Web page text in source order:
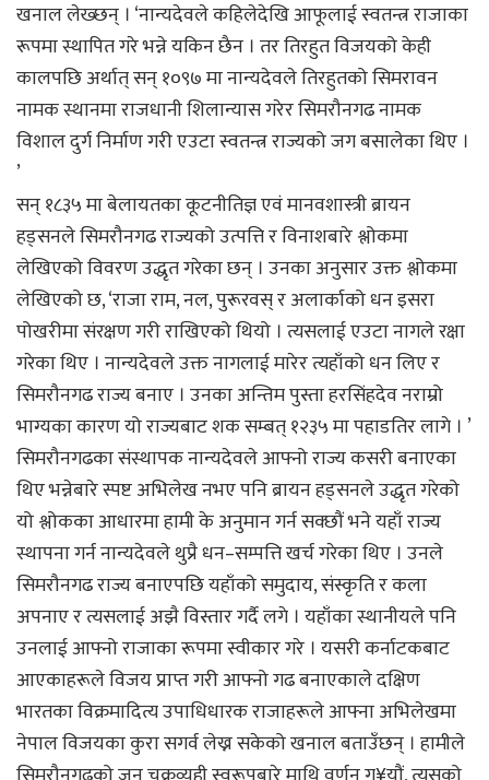
खनाल लेख्छन् । ‘नान्यदेवले कहिलेदेखि आफूलाई स्वतन्त्र राजाका
रूपमा स्थापित गरे भन्ने यकिन छैन । तर तिरहुत विजयको केही
कालपछि अर्थात् सन् १०९७ मा नान्यदेवले तिरहुतको सिमरावन
नामक स्थानमा राजधानी शिलान्यास गरेर सिमरौनगढ नामक
विशाल दुर्ग निर्माण गरी एउटा स्वतन्त्र राज्यको जग बसालेका थिए ।
’
सन् १८३५ मा बेलायतका कूटनीतिज्ञ एवं मानवशास्त्री ब्रायन
हड्सनले सिमरौनगढ राज्यको उत्पत्ति र विनाशबारे श्लोकमा
लेखिएको विवरण उद्धृत गरेका छन् । उनका अनुसार उक्त श्लोकमा
लेखिएको छ, ‘राजा राम, नल, पुरूरवस् र अलार्काको धन इसरा
पोखरीमा संरक्षण गरी राखिएको थियो । त्यसलाई एउटा नागले रक्षा
गरेका थिए । नान्यदेवले उक्त नागलाई मारेर त्यहाँको धन लिए र
सिमरौनगढ राज्य बनाए । उनका अन्तिम पुस्ता हरसिंहदेव नराम्रो
भाग्यका कारण यो राज्यबाट शक सम्बत् १२३५ मा पहाडतिर लागे । ’
सिमरौनगढका संस्थापक नान्यदेवले आफ्नो राज्य कसरी बनाएका
थिए भन्नेबारे स्पष्ट अभिलेख नभए पनि ब्रायन हड्सनले उद्धृत गरेको
यो श्लोकका आधारमा हामी के अनुमान गर्न सक्छौं भने यहाँ राज्य
स्थापना गर्न नान्यदेवले थुप्रै धन–सम्पत्ति खर्च गरेका थिए । उनले
सिमरौनगढ राज्य बनाएपछि यहाँको समुदाय, संस्कृति र कला
अपनाए र त्यसलाई अझै विस्तार गर्दै लगे । यहाँका स्थानीयले पनि
उनलाई आफ्नो राजाका रूपमा स्वीकार गरे । यसरी कर्नाटकबाट
आएकाहरूले विजय प्राप्त गरी आफ्नो गढ बनाएकाले दक्षिण
भारतका विक्रमादित्य उपाधिधारक राजाहरूले आफ्ना अभिलेखमा
नेपाल विजयका कुरा सगर्व लेख्न सकेको खनाल बताउँछन् । हामीले